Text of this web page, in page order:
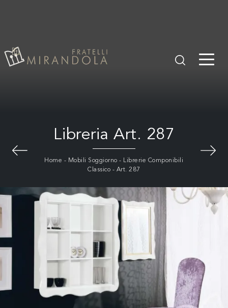
Libreria Art. 287
Home - Mobili Soggiorno - Librerie Componibili
Classico - Art. 287